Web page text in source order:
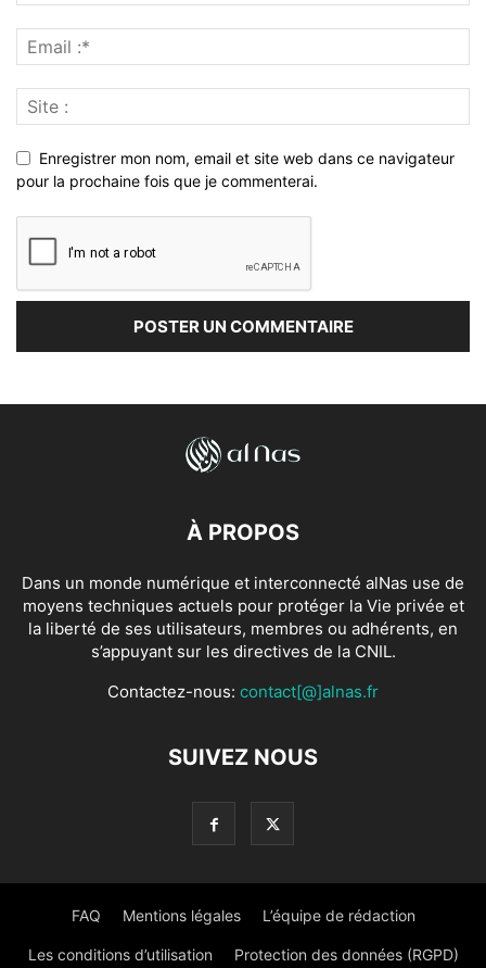
Enregistrer mon nom, email et site web dans ce navigateur
pour la prochaine fois que je commenterai.
À PROPOS
Dans un monde numérique et interconnecté alNas use de
moyens techniques actuels pour protéger la Vie privée et
la liberté de ses utilisateurs, membres ou adhérents, en
s’appuyant sur les directives de la CNIL.
Contactez-nous: contact[@]alnas.fr
SUIVEZ NOUS
FAQ Mentions légales L’équipe de rédaction
Les conditions d’utilisation Protection des données (RGPD)